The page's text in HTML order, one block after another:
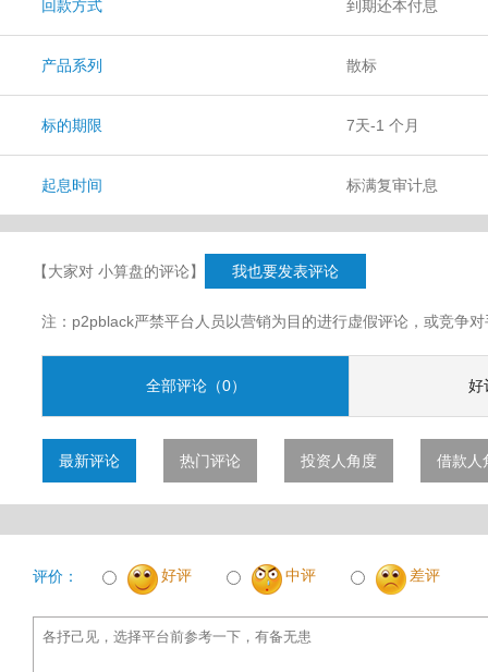
回款方式 到期还本付息
产品系列 散标
标的期限 7天-1 个月
起息时间 标满复审计息
【大家对 小算盘的评论】 我也要发表评论
注：p2pblack严禁平台人员以营销为目的进行虚假评论，或竞争
全部评论（0） 好
最新评论 热门评论 投资人角度 借款人
评价： 好评 中评 差评